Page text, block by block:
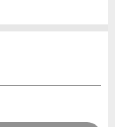
weiter.